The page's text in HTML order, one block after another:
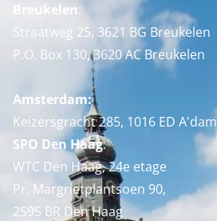
Breukelen:
Straatweg 25, 3621 BG Breukelen
P.O. Box 130, 3620 AC Breukelen
Amsterdam:
Keizersgracht 285, 1016 ED A'dam
SPO Den Haag:
WTC Den Haag, 24e etage
Pr. Margrietplantsoen 90,
2595 BR Den Haag